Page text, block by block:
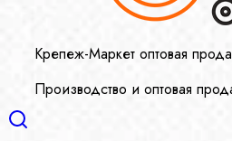
Крепеж-Маркет оптовая
Производство и оптовая